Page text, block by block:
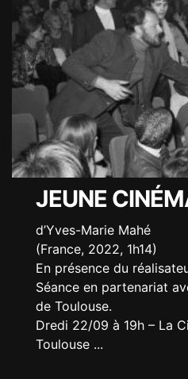
JEUNE
d’Yves-Marie Mahé
(France, 2022, 1h14)
En présence du
Séance en partenariat
de Toulouse.
Dredi 22/09 à 19h – La
Toulouse ...